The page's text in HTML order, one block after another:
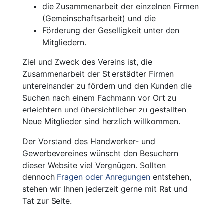
die Zusammenarbeit der einzelnen Firmen
(Gemeinschaftsarbeit) und die
Förderung der Geselligkeit unter den
Mitgliedern.
Ziel und Zweck des Vereins ist, die
Zusammenarbeit der Stierstädter Firmen
untereinander zu fördern und den Kunden die
Suchen nach einem Fachmann vor Ort zu
erleichtern und übersichtlicher zu gestallten.
Neue Mitglieder sind herzlich willkommen.
Der Vorstand des Handwerker- und
Gewerbevereines wünscht den Besuchern
dieser Website viel Vergnügen. Sollten
dennoch Fragen oder Anregungen entstehen,
stehen wir Ihnen jederzeit gerne mit Rat und
Tat zur Seite.